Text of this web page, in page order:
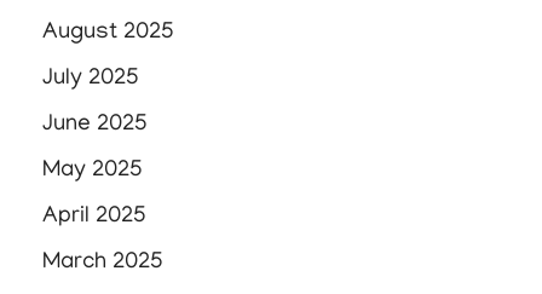
August 2025
July 2025
June 2025
May 2025
April 2025
March 2025